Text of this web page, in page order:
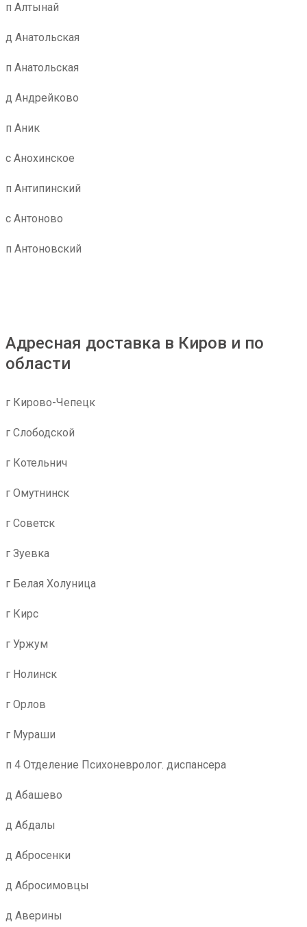
п Алтынай
д Анатольская
п Анатольская
д Андрейково
п Аник
с Анохинское
п Антипинский
с Антоново
п Антоновский
Адресная доставка в Киров и по
области
г Кирово-Чепецк
г Слободской
г Котельнич
г Омутнинск
г Советск
г Зуевка
г Белая Холуница
г Кирс
г Уржум
г Нолинск
г Орлов
г Мураши
п 4 Отделение Психоневролог. диспансера
д Абашево
д Абдалы
д Абросенки
д Абросимовцы
д Аверины